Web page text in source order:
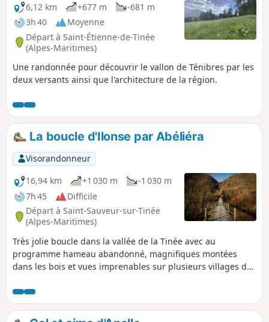
6,12 km
+677 m
-681 m
3h 40
Moyenne
Départ à Saint-Étienne-de-Tinée
(Alpes-Maritimes)
Une randonnée pour découvrir le vallon de Ténibres par les
deux versants ainsi que l'architecture de la région.
La boucle d'Ilonse par Abéliéra
Visorandonneur
16,94 km
+1 030 m
-1 030 m
7h 45
Difficile
Départ à Saint-Sauveur-sur-Tinée
(Alpes-Maritimes)
Très jolie boucle dans la vallée de la Tinée avec au
programme hameau abandonné, magnifiques montées
dans les bois et vues imprenables sur plusieurs villages du